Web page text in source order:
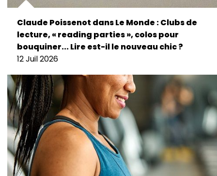
Claude Poissenot dans Le Monde : Clubs de
lecture, « reading parties », colos pour
bouquiner... Lire est-il le nouveau chic ?
12 Juil 2026